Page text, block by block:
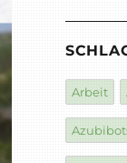
Arbeit